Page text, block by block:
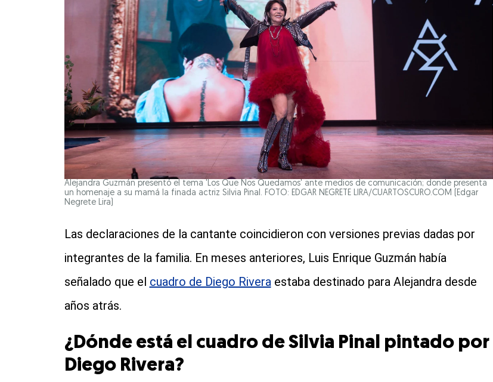
Alejandra Guzmán presentó el tema 'Los Que Nos Quedamos' ante medios de comunicación; donde presenta
un homenaje a su mamá la finada actriz Silvia Pinal. FOTO: EDGAR NEGRETE LIRA/CUARTOSCURO.COM
(Edgar
Negrete Lira)
Las declaraciones de la cantante coincidieron con versiones previas dadas por
integrantes de la familia. En meses anteriores, Luis Enrique Guzmán había
señalado que el cuadro de Diego Rivera estaba destinado para Alejandra desde
años atrás.
¿Dónde está el cuadro de Silvia Pinal pintado por
Diego Rivera?